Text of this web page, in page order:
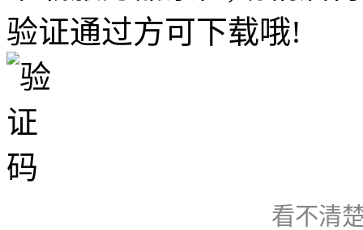
验证通过方可下载哦!
看不清